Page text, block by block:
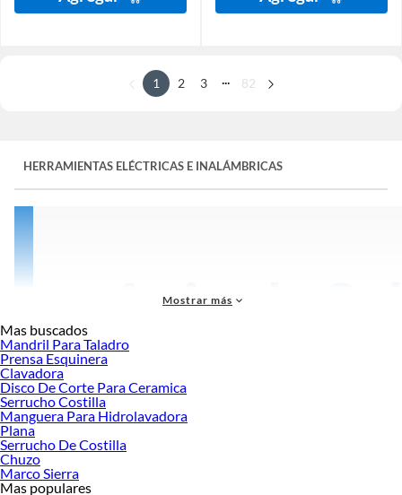
1 2 3 ... 82
HERRAMIENTAS ELÉCTRICAS E INALÁMBRICAS
Lasherramientas eléctricas e inalámbricas
Mostrar más
Mas buscados
Mandril Para Taladro
Prensa Esquinera
Clavadora
Disco De Corte Para Ceramica
Serrucho Costilla
Manguera Para Hidrolavadora
Plana
Serrucho De Costilla
Chuzo
Marco Sierra
Mas populares